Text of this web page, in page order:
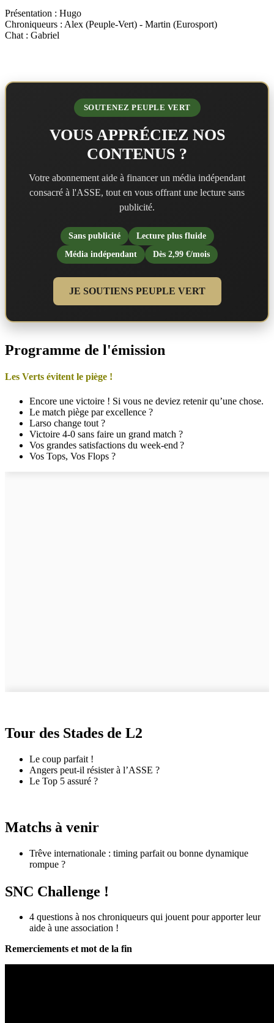
Présentation : Hugo
Chroniqueurs : Alex (Peuple-Vert) - Martin (Eurosport)
Chat : Gabriel
SOUTENEZ PEUPLE VERT
VOUS APPRÉCIEZ NOS
CONTENUS ?
Votre abonnement aide à financer un média indépendant
consacré à l'ASSE, tout en vous offrant une lecture sans
publicité.
Sans publicité
Lecture plus fluide
Média indépendant
Dès 2,99 €/mois
JE SOUTIENS PEUPLE VERT
Programme de l'émission
Les Verts évitent le piège !
Encore une victoire ! Si vous ne deviez retenir qu’une chose.
Le match piège par excellence ?
Larso change tout ?
Victoire 4-0 sans faire un grand match ?
Vos grandes satisfactions du week-end ?
Vos Tops, Vos Flops ?
Tour des Stades de L2
Le coup parfait !
Angers peut-il résister à l’ASSE ?
Le Top 5 assuré ?
Matchs à venir
Trêve internationale : timing parfait ou bonne dynamique
rompue ?
SNC Challenge !
4 questions à nos chroniqueurs qui jouent pour apporter leur
aide à une association !
Remerciements et mot de la fin